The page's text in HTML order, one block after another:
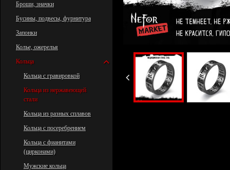
Броши, значки
Бусины, подвесы, фурнитура
Запонки
Колье, ожерелья
Кольца
Кольца с гравировкой
Кольца из нержавеющей
стали
Кольца из разных сплавов
Кольца с посеребрением
Кольца с фианитами
(цирконами)
Мужские кольца